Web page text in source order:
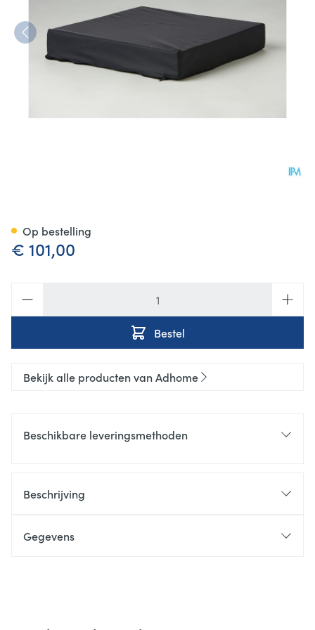
€ 101,00
Bestel
Op bestelling
Bekijk alle producten van Adhome
Beschikbare leveringsmethoden
Beschrijving
Gegevens